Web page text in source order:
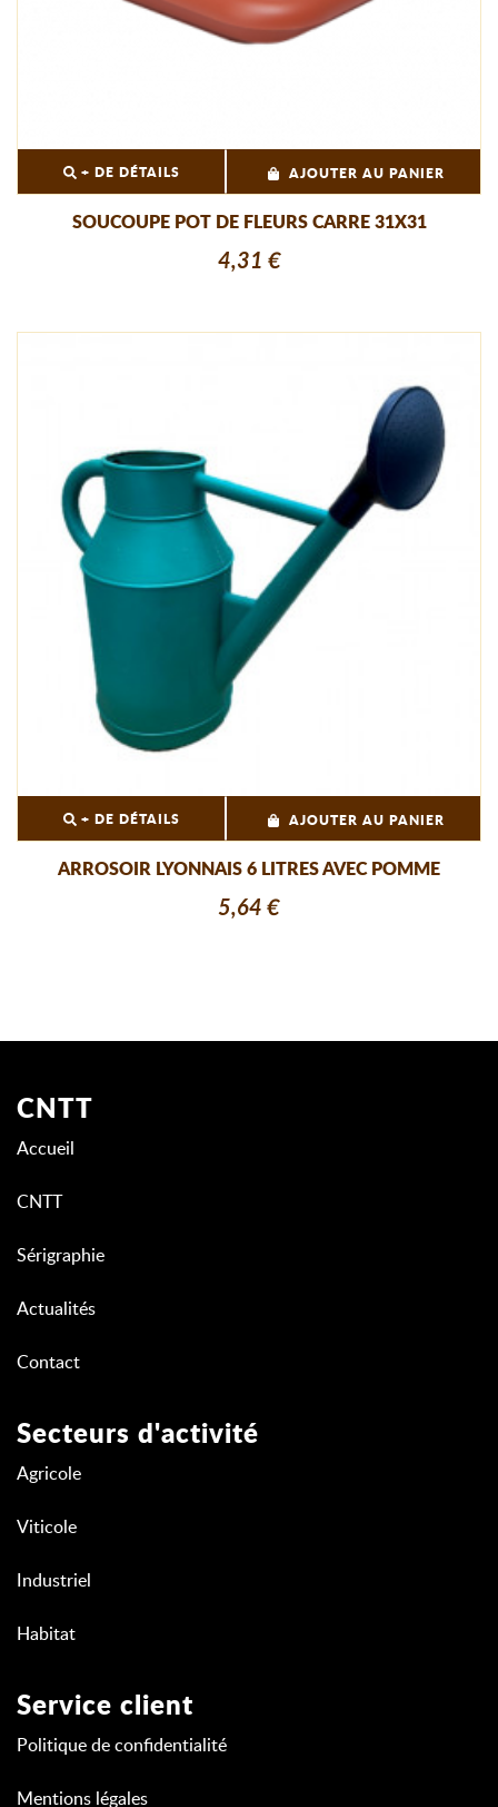
+ DE DÉTAILS AJOUTER AU PANIER
SOUCOUPE POT DE FLEURS CARRE 31X31
4,31 €
+ DE DÉTAILS AJOUTER AU PANIER
ARROSOIR LYONNAIS 6 LITRES AVEC POMME
5,64 €
CNTT
Accueil
CNTT
Sérigraphie
Actualités
Contact
Secteurs d'activité
Agricole
Viticole
Industriel
Habitat
Service client
Politique de confidentialité
Mentions légales